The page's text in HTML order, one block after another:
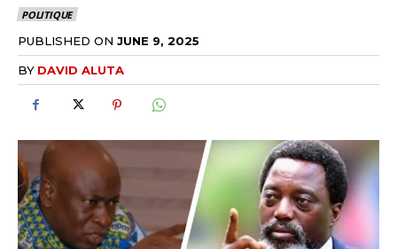
POLITIQUE
PUBLISHED ON JUNE 9, 2025
BY DAVID ALUTA